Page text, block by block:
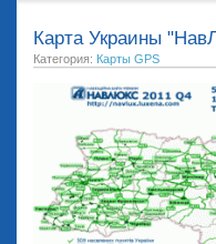
Карта Украины
Категория: Карты GPS